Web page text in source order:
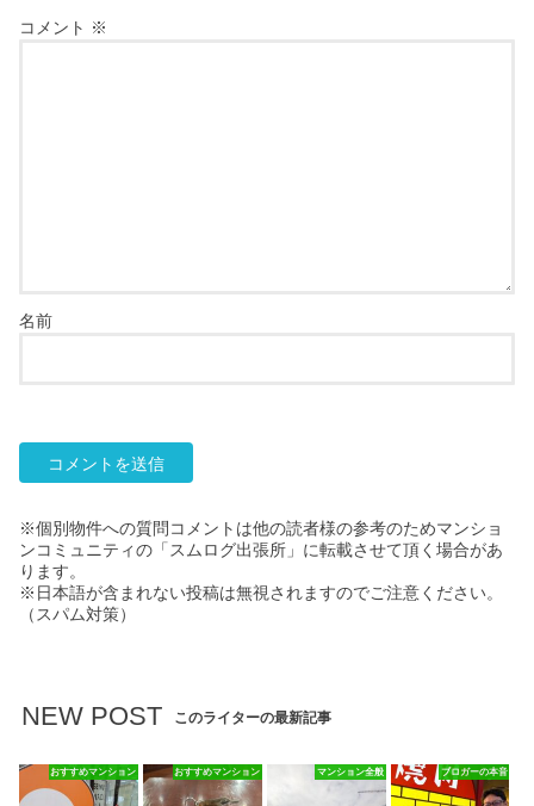
コメント ※
名前
※個別物件への質問コメントは他の読者様の参考のためマンショ
ンコミュニティの「スムログ出張所」に転載させて頂く場合があ
ります。
※日本語が含まれない投稿は無視されますのでご注意ください。
（スパム対策）
NEW POST このライターの最新記事
おすすめマンション おすすめマンション マンション全般 ブロガーの本音